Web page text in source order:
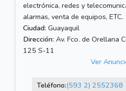
electrónica, redes y
alarmas, venta de equipos, ETC.
Ciudad: Guayaquil
Dirección: Av. Fco. de Orellana
125 S-11
Ver
Teléfono:(593 2) 2552368